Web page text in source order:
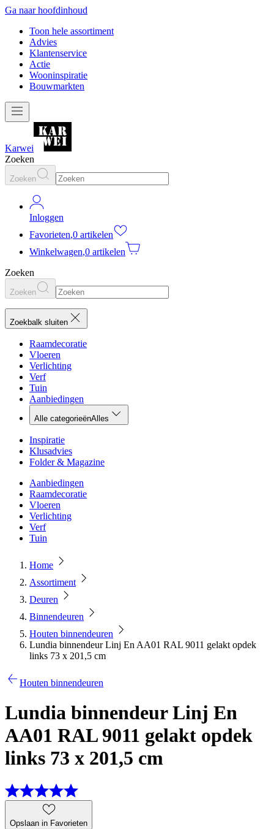
Ga naar hoofdinhoud
Toon hele assortiment
Advies
Klantenservice
Actie
Wooninspiratie
Bouwmarkten
Karwei
Zoeken
Zoeken
Inloggen
Favorieten,0 artikelen
Winkelwagen,0 artikelen
Zoeken
Zoeken
Zoekbalk sluiten
Raamdecoratie
Vloeren
Verlichting
Verf
Tuin
Aanbiedingen
Alle categorieënAlles
Inspiratie
Klusadvies
Folder & Magazine
Aanbiedingen
Raamdecoratie
Vloeren
Verlichting
Verf
Tuin
Home
Assortiment
Deuren
Binnendeuren
Houten binnendeuren
Lundia binnendeur Linj En AA01 RAL 9011 gelakt opdek
links 73 x 201,5 cm
Houten binnendeuren
Lundia binnendeur Linj En
AA01 RAL 9011 gelakt opdek
links 73 x 201,5 cm
Opslaan in Favorieten